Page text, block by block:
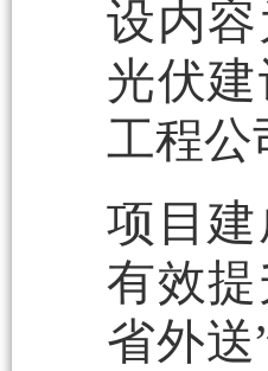
设内
光伏
工程公
项目
有效
省外